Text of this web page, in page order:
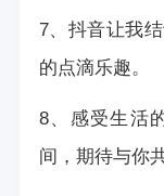
7、抖音让我
的点滴乐趣。
8、感受生活
间，期待与你